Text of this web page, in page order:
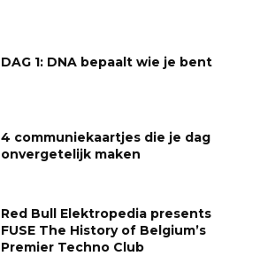
DAG 1: DNA bepaalt wie je bent
4 communiekaartjes die je dag
onvergetelijk maken
Red Bull Elektropedia presents
FUSE The History of Belgium’s
Premier Techno Club